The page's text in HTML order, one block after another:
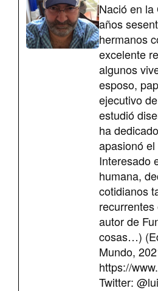
Nació en
años
hermanos
excelente
algunos
esposo,
ejecutivo
estudió
ha
apasionó
Interesado
humana,
cotidianos
autor de
cosas…)
Mundo,
https://
Twitter: